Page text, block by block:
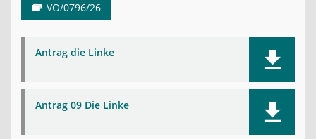
VO/0796/26
Antrag die Linke
Antrag 09 Die Linke